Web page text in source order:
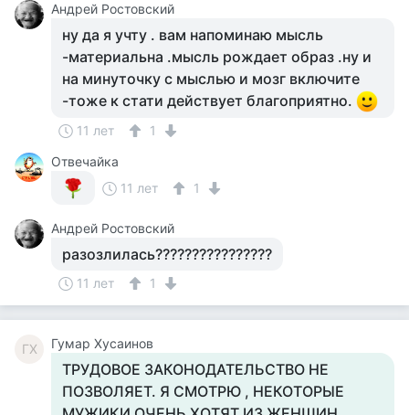
Андрей Ростовский
ну да я учту . вам напоминаю мысль
-материальна .мысль рождает образ .ну и
на минуточку с мыслью и мозг включите
-тоже к стати действует благоприятно.
11 лет
1
Отвечайка
11 лет
1
Андрей Ростовский
разозлилась????????????????
11 лет 1
ГХ Гумар Хусаинов
ТРУДОВОЕ ЗАКОНОДАТЕЛЬСТВО НЕ
ПОЗВОЛЯЕТ. Я СМОТРЮ , НЕКОТОРЫЕ